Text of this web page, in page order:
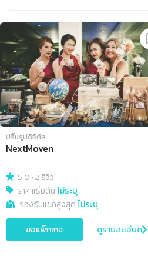
Slide 1 of 4
ปริ๊นรูปดิจิตัล
NextMoven
5.0 ·2 รีวิว
ราคาเริ่มต้นไม่ระบุ
รองรับแขกสูงสุดไม่ระบุ
ขอแพ็กเกจ ดูรายละเอียด